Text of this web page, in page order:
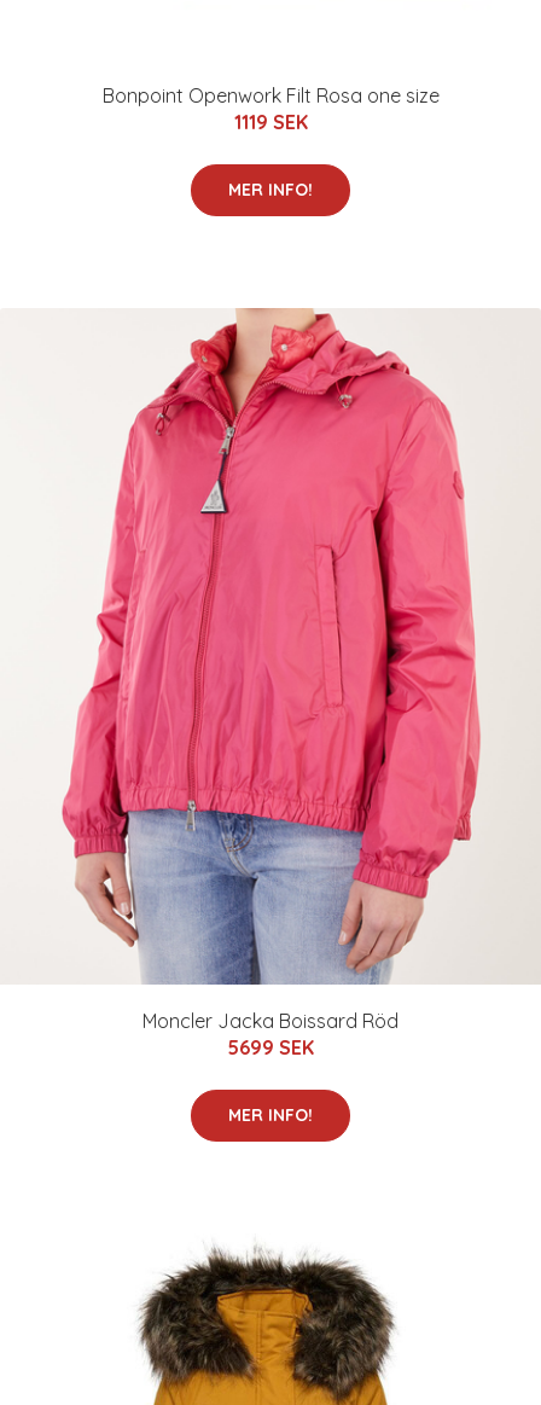
Bonpoint Openwork Filt Rosa one size
1119 SEK
MER INFO!
Moncler Jacka Boissard Röd
5699 SEK
MER INFO!